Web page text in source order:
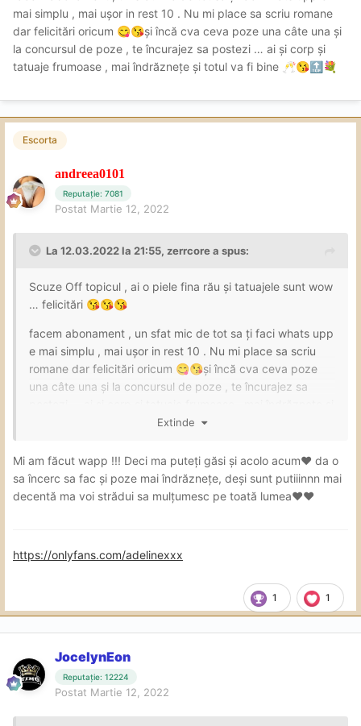
mai simplu , mai ușor in rest 10 . Nu mi place sa scriu romane
dar felicitări oricum 😋😘și încă cva ceva poze una câte una și
la concursul de poze , te încurajez sa postezi … ai și corp și
tatuaje frumoase , mai îndrăznețe și totul va fi bine 🥂😘🔝 💐
Escorta
andreea0101
Reputație: 7081
Postat Martie 12, 2022
La 12.03.2022 la 21:55, zerrcorea spus:
Scuze Off topicul , ai o piele fina rău și tatuajele sunt wow
… felicitări 😘😘😘
facem abonament , un sfat mic de tot sa ți faci whats upp
e mai simplu , mai ușor in rest 10 . Nu mi place sa scriu
romane dar felicitări oricum 😋😘și încă cva ceva poze
una câte una și la concursul de poze , te încurajez sa
💐Extinde
Mi am făcut wapp !!! Deci ma puteți găsi și acolo acum❤ da o
sa încerc sa fac și poze mai îndrăznețe, deși sunt putiiinnn mai
decentă ma voi strădui sa mulțumesc pe toată lumea❤❤
1 1
https://onlyfans.com/adelinexxx
JocelynEon
Reputație: 12224
Postat Martie 12, 2022